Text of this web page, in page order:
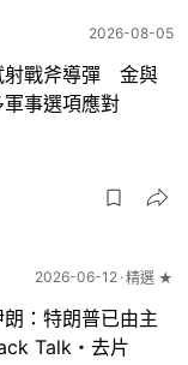
2026-08-05
射戰斧導彈 金與
事選項應對
2026-06-12 精選 ★
：特朗普已由主
Talk・去片